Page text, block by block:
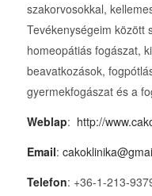
szakorvosokkal,
Tevékenységeim között
homeopátiás fogászat,
beavatkozások,
gyermekfogászat és a
Weblap: http://
Email:
Telefon: +36-1-213-